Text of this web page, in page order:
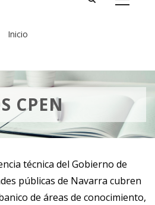
enlaces
de
ayuda
a
la
navegación
Inicio
CPEN
técnica del Gobierno de
públicas de Navarra cubren
de áreas de conocimiento,